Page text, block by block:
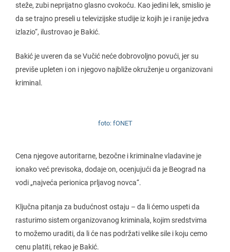
steže, zubi neprijatno glasno cvokoću. Kao jedini lek, smislio je
da se trajno preseli u televizijske studije iz kojih je i ranije jedva
izlazio“, ilustrovao je Bakić.
Bakić je uveren da se Vučić neće dobrovoljno povući, jer su
previše upleten i on i njegovo najbliže okruženje u organizovani
kriminal.
foto: fONET
Cena njegove autoritarne, bezočne i kriminalne vladavine je
ionako već previsoka, dodaje on, ocenjujući da je Beograd na
vodi „najveća perionica prljavog novca“.
Ključna pitanja za budućnost ostaju – da li ćemo uspeti da
rasturimo sistem organizovanog kriminala, kojim sredstvima
to možemo uraditi, da li će nas podržati velike sile i koju cemo
cenu platiti, rekao je Bakić.